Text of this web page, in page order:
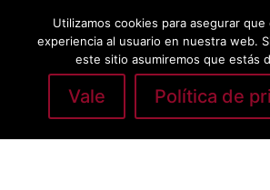
Seleccionar página
Utilizamos cookies para asegurar que
experiencia al usuario en nuestra web.
este sitio asumiremos que estás
Vale Política de